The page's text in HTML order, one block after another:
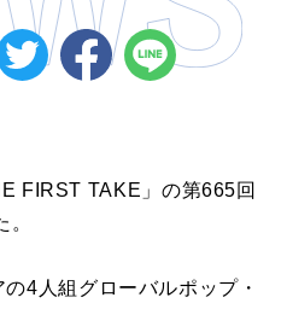
FIRST TAKE」の第665回
4人組グローバルポップ・